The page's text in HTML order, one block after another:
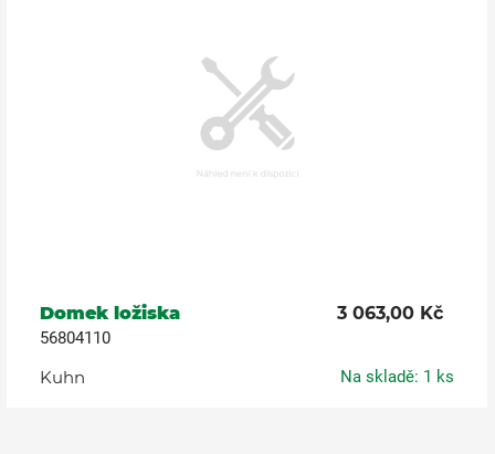
Domek ložiska 3 063,00 Kč
56804110
Kuhn Na skladě: 1 ks